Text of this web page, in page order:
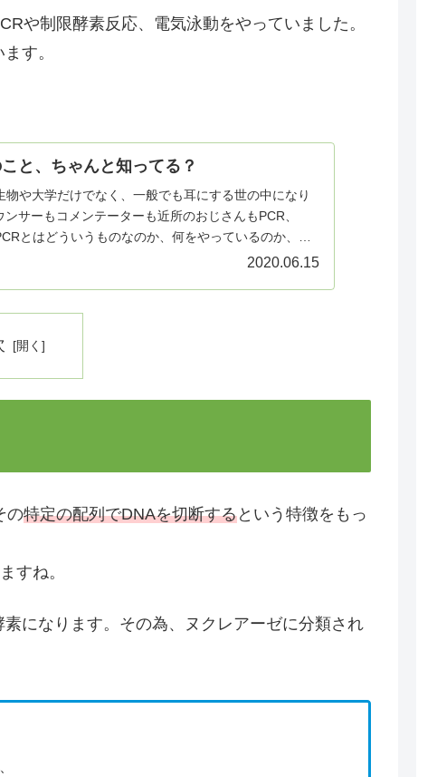
や制限酵素反応、電気泳動をやっていました。
す。
と、ちゃんと知ってる？
物や大学だけでなく、一般でも耳にする世の中になり
サーもコメンテーターも近所のおじさんもPCR、
とはどういうものなのか、何をやっているのか、意
2020.06.15
の特定の配列でDNAを切断するという特徴をもっ
すね。
になります。その為、ヌクレアーゼに分類され